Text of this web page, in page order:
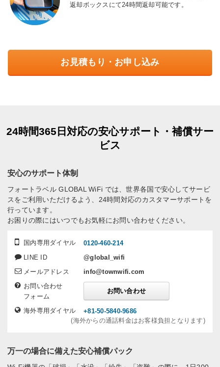
返却ボックスにて24時間返却可能です。
お見積もり・お申し込み
24時間365日対応の安心サポート・補償サー
ビス
安心のサポート体制
国内専用ダイヤル
0120-460-214
LINE ID
@global_wifi
メールアドレス
info@townwifi.com
お問い合わせ
フォーム
お問い合わせ
海外専用ダイヤル
+81-50-5840-9686
(海外からの通話料金はお客様負担となります)
フォートラベル GLOBAL WiFi では、世界各国で安心してサービ
スをご利用いただけるよう、24時間対応のカスタマーサポートを
行っています。
お困りの際にはいつでもお気軽にお問い合わせください。
万一の場合に備えた安心補償パック